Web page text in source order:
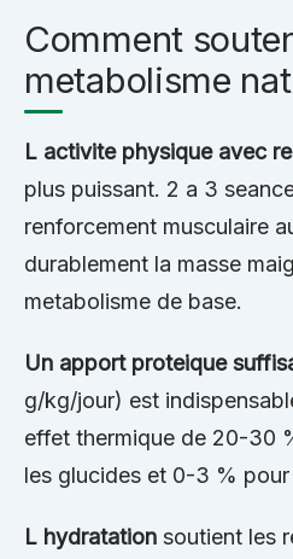
Comment
metabolisme
L activite physique avec
plus puissant. 2 a 3
renforcement musculaire
durablement la masse
metabolisme de base.
Un apport proteique
g/kg/jour) est
effet thermique de 20-30
les glucides et 0-3 % pour
L hydratation soutient les